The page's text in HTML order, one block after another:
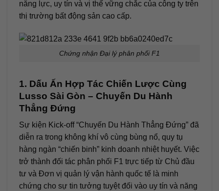
năng lực, uy tín và vị thế vững chắc của công ty trên
thị trường bất động sản cao cấp.
Chứng nhận Đại lý phân phối F1
1. Dấu Ấn Hợp Tác Chiến Lược Cùng
Lusso Sài Gòn – Chuyến Du Hành
Thẳng Đứng
Sự kiện Kick-off “Chuyến Du Hành Thẳng Đứng” đã
diễn ra trong không khí vô cùng bùng nổ, quy tụ
hàng ngàn “chiến binh” kinh doanh nhiệt huyết. Việc
trở thành đối tác phân phối F1 trực tiếp từ Chủ đầu
tư và Đơn vị quản lý vận hành quốc tế là minh
chứng cho sự tin tưởng tuyệt đối vào uy tín và năng